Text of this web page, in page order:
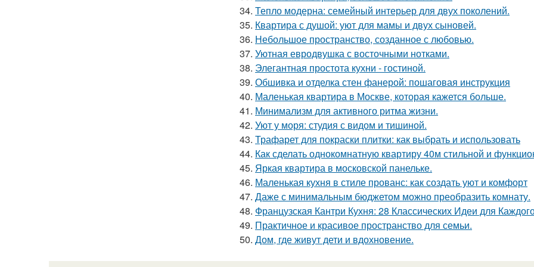
34. Тепло модерна: семейный интерьер для двух поколений.
35. Квартира с душой: уют для мамы и двух сыновей.
36. Небольшое пространство, созданное с любовью.
37. Уютная евродвушка с восточными нотками.
38. Элегантная простота кухни - гостиной.
39. Обшивка и отделка стен фанерой: пошаговая инструкция
40. Маленькая квартира в Москве, которая кажется больше.
41. Минимализм для активного ритма жизни.
42. Уют у моря: студия с видом и тишиной.
43. Трафарет для покраски плитки: как выбрать и использовать
44. Как сделать однокомнатную квартиру 40м стильной и
45. Яркая квартира в московской панельке.
46. Маленькая кухня в стиле прованс: как создать уют и комфорт
47. Даже с минимальным бюджетом можно преобразить комнату.
48. Французская Кантри Кухня: 28 Классических Идеи для
49. Практичное и красивое пространство для семьи.
50. Дом, где живут дети и вдохновение.